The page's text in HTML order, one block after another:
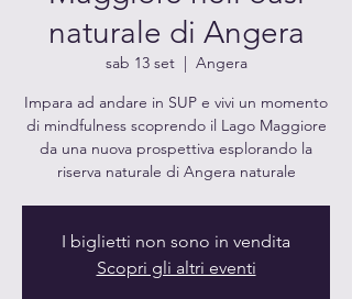
naturale di Angera
sab 13 set
  |
Angera
Impara ad andare in SUP e vivi un momento
di mindfulness scoprendo il Lago Maggiore
da una nuova prospettiva esplorando la
riserva naturale di Angera naturale
I biglietti non sono in vendita
Scopri gli altri eventi